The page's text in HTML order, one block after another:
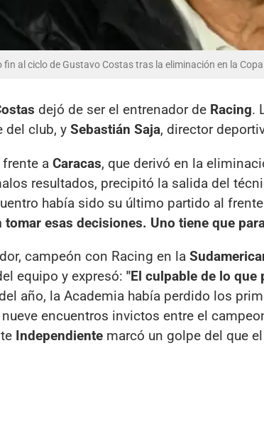
fin al ciclo de Gustavo Costas tras la eliminación en la
dejó de ser el entrenador de Racing.
del club, y Sebastián Saja, director
a Caracas, que derivó en la
resultados, precipitó la salida del
había sido su último partido al
tomar esas decisiones. Uno tiene que
campeón con Racing en la
equipo y expresó: "El culpable de lo que
año, la Academia había perdido los
encuentros invictos entre el
Independiente marcó un golpe del que